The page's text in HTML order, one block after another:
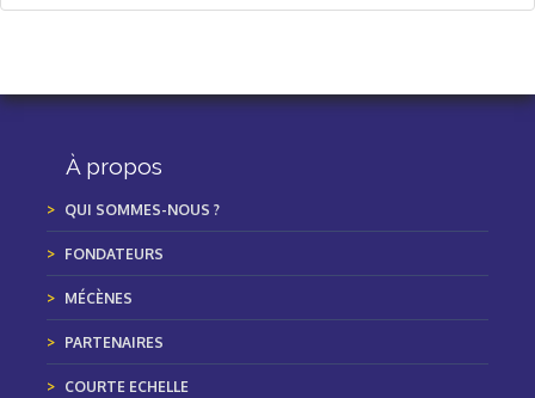
À propos
QUI SOMMES-NOUS ?
FONDATEURS
MÉCÈNES
PARTENAIRES
COURTE ECHELLE